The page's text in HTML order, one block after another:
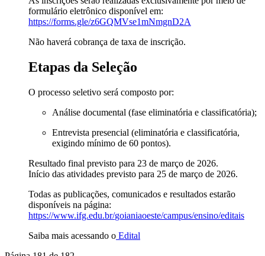
formulário eletrônico disponível em:
https://forms.gle/z6GQMVse1mNmgnD2A
Não haverá cobrança de taxa de inscrição.
Etapas da Seleção
O processo seletivo será composto por:
Análise documental (fase eliminatória e classificatória);
Entrevista presencial (eliminatória e classificatória,
exigindo mínimo de 60 pontos).
Resultado final previsto para 23 de março de 2026.
Início das atividades previsto para 25 de março de 2026.
Todas as publicações, comunicados e resultados estarão
disponíveis na página:
https://www.ifg.edu.br/goianiaoeste/campus/ensino/editais
Saiba mais acessando o Edital